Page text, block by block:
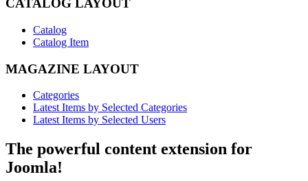
CATALOG LAYOUT
Catalog
Catalog Item
MAGAZINE LAYOUT
Categories
Latest Items by Selected Categories
Latest Items by Selected Users
The powerful content extension for
Joomla!